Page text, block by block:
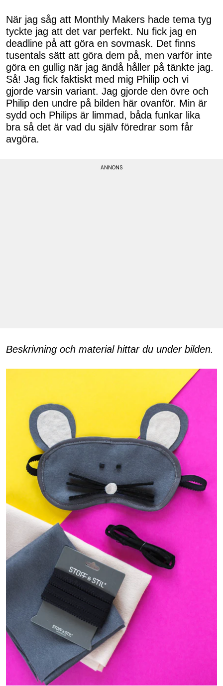
När jag såg att Monthly Makers hade tema tyg
tyckte jag att det var perfekt. Nu fick jag en
deadline på att göra en sovmask. Det finns
tusentals sätt att göra dem på, men varför inte
göra en gullig när jag ändå håller på tänkte jag.
Så! Jag fick faktiskt med mig Philip och vi
gjorde varsin variant. Jag gjorde den övre och
Philip den undre på bilden här ovanför. Min är
sydd och Philips är limmad, båda funkar lika
bra så det är vad du själv föredrar som får
avgöra.
Beskrivning och material hittar du under bilden.